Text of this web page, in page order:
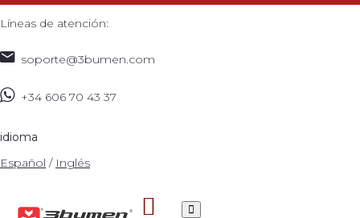
Líneas de atención:
soporte@3bumen.com
+34 606 70 43 37
idioma
Español / Inglés
READER 1